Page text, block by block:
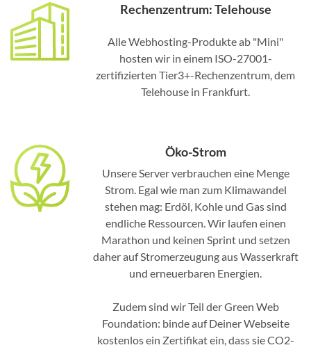
Rechenzentrum: Telehouse
Alle Webhosting-Produkte ab "Mini"
hosten wir in einem ISO-27001-
zertifizierten Tier3+-Rechenzentrum, dem
Telehouse in Frankfurt.
Öko-Strom
Unsere Server verbrauchen eine Menge
Strom. Egal wie man zum Klimawandel
stehen mag: Erdöl, Kohle und Gas sind
endliche Ressourcen. Wir laufen einen
Marathon und keinen Sprint und setzen
daher auf Stromerzeugung aus Wasserkraft
und erneuerbaren Energien.
Zudem sind wir Teil der Green Web
Foundation: binde auf Deiner Webseite
kostenlos ein Zertifikat ein, dass sie CO2-